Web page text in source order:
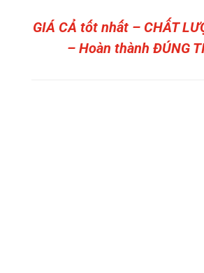
GIÁ CẢ tốt nhất – CHẤT
– Hoàn thành ĐÚNG